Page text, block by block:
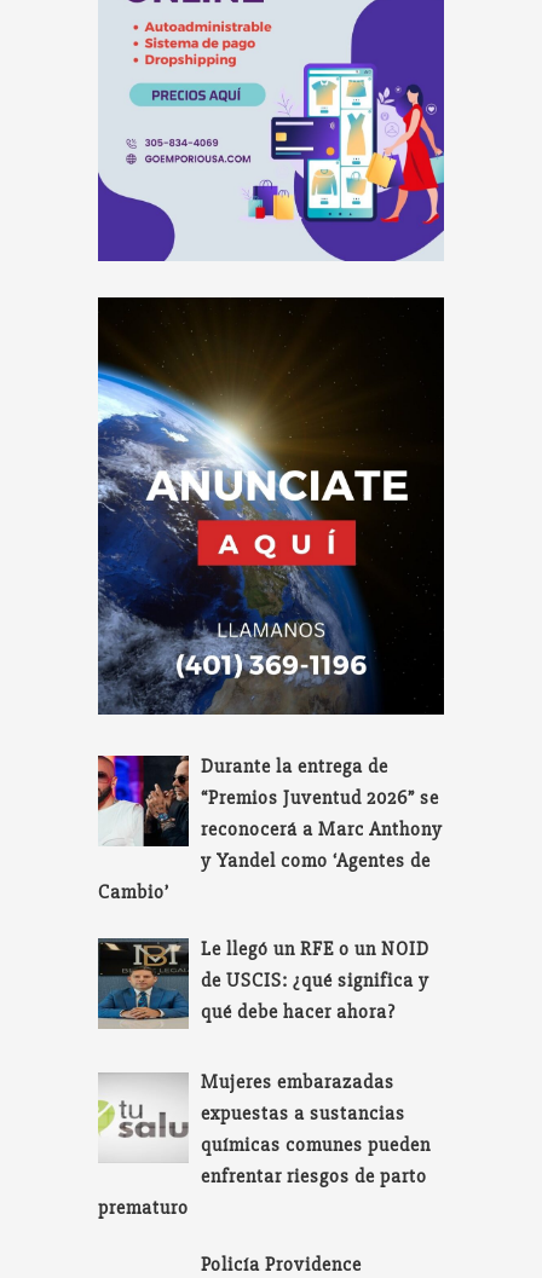
Durante la entrega de
“Premios Juventud 2026” se
reconocerá a Marc Anthony
y Yandel como ‘Agentes de
Cambio’
Le llegó un RFE o un NOID
de USCIS: ¿qué significa y
qué debe hacer ahora?
Mujeres embarazadas
expuestas a sustancias
químicas comunes pueden
enfrentar riesgos de parto
prematuro
Policía Providence